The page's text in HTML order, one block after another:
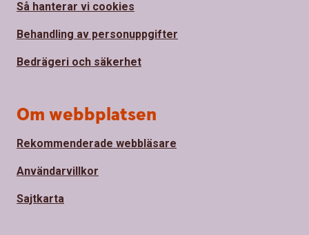
Så hanterar vi cookies
Behandling av personuppgifter
Bedrägeri och säkerhet
Om webbplatsen
Rekommenderade webbläsare
Användarvillkor
Sajtkarta